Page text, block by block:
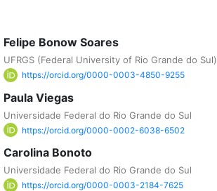
Felipe Bonow Soares
UFRGS (Federal University of Rio Grande do Sul)
https://orcid.org/0000-0003-4850-9255
Paula Viegas
Universidade Federal do Rio Grande do Sul
https://orcid.org/0000-0002-6038-6502
Carolina Bonoto
Universidade Federal do Rio Grande do Sul
https://orcid.org/0000-0003-2184-7625